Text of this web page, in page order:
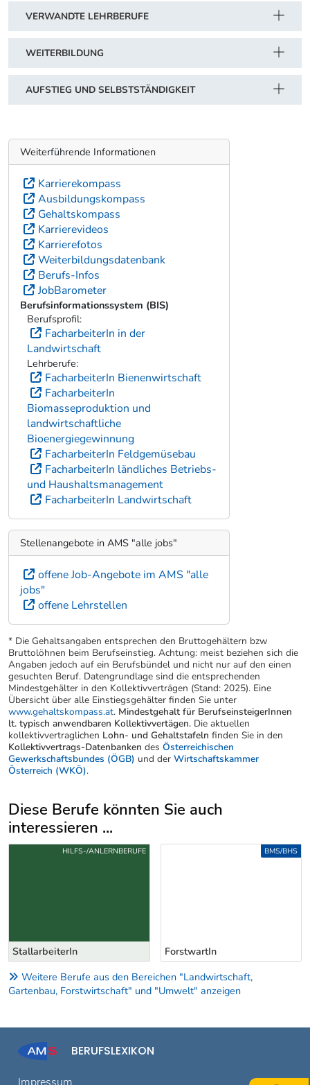
VERWANDTE LEHRBERUFE
WEITERBILDUNG
AUFSTIEG UND SELBSTSTÄNDIGKEIT
Weiterführende Informationen
Karrierekompass
Ausbildungskompass
Gehaltskompass
Karrierevideos
Karrierefotos
Weiterbildungsdatenbank
Berufs-Infos
JobBarometer
Berufsinformationssystem (BIS)
Berufsprofil:
FacharbeiterIn in der
Landwirtschaft
Lehrberufe:
FacharbeiterIn Bienenwirtschaft
FacharbeiterIn
Biomasseproduktion und
landwirtschaftliche
Bioenergiegewinnung
FacharbeiterIn Feldgemüsebau
FacharbeiterIn ländliches Betriebs-
und Haushaltsmanagement
FacharbeiterIn Landwirtschaft
Stellenangebote in AMS "alle jobs"
offene Job-Angebote im AMS "alle
jobs"
offene Lehrstellen
* Die Gehaltsangaben entsprechen den Bruttogehältern bzw
Bruttolöhnen beim Berufseinstieg. Achtung: meist beziehen sich die
Angaben jedoch auf ein Berufsbündel und nicht nur auf den einen
gesuchten Beruf. Datengrundlage sind die entsprechenden
Mindestgehälter in den Kollektivverträgen (Stand: 2025). Eine
Übersicht über alle Einstiegsgehälter finden Sie unter
www.gehaltskompass.at. Mindestgehalt für BerufseinsteigerInnen
lt. typisch anwendbaren Kollektivvertägen. Die aktuellen
kollektivvertraglichen Lohn- und Gehaltstafeln finden Sie in den
Kollektivvertrags-Datenbanken des Österreichischen
Gewerkschaftsbundes (ÖGB) und der Wirtschaftskammer
Österreich (WKÖ).
Diese Berufe könnten Sie auch
interessieren ...
Uber weitere Berufsvorschläge
StallarbeiterIn
HILFS-/ANLERNBERUFE
ForstwartIn
BMS/BHS
Weitere Berufe aus den Bereichen "Landwirtschaft,
Gartenbau, Forstwirtschaft" und "Umwelt" anzeigen
BERUFSLEXIKON